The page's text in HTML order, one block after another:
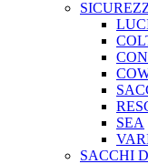
SEA
SACCHI